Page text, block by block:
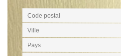
Code postal
Ville
Pays